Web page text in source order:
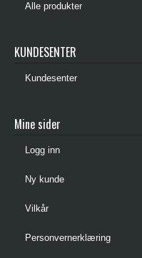
Alle produkter
KUNDESENTER
Kundesenter
Mine sider
Logg inn
Ny kunde
Vilkår
Personvernerklæring